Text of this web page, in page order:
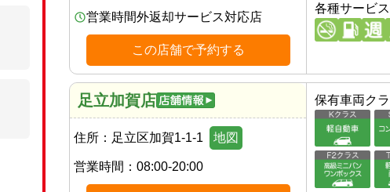
営業時間外返却サービス対応店
この店舗で予約する
各種サービス
足立加賀店
住所： 足立区加賀1-1-1 地図
営業時間： 08:00-20:00
保有車両ク